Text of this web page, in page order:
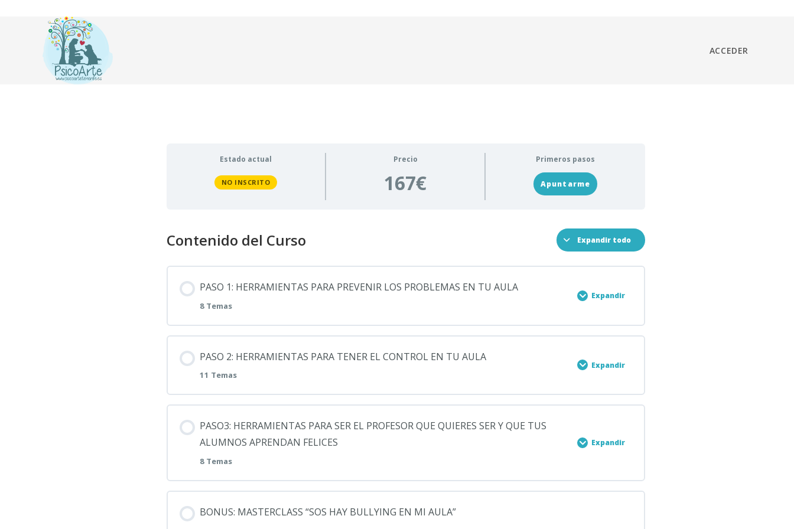
ACCEDER
Estado actual
NO INSCRITO
Precio
167€
Primeros pasos
Apuntarme
Contenido del Curso Expandir todo
PASO 1: HERRAMIENTAS PARA PREVENIR LOS PROBLEMAS EN TU AULA
8 Temas
Expandir
Como puedes crear acuerdos para una convivencia pacífica
Genera vínculos positivos con tus alumnos
PASO 2: HERRAMIENTAS PARA TENER EL CONTROL EN TU AULA
11 Temas
Expandir
como puedes motivar al que no quiere estar en clase
PASO3: HERRAMIENTAS PARA SER EL PROFESOR QUE QUIERES SER Y QUE TUS
ALUMNOS APRENDAN FELICES
8 Temas
Expandir
BONUS: MASTERCLASS “SOS HAY BULLYING EN MI AULA”